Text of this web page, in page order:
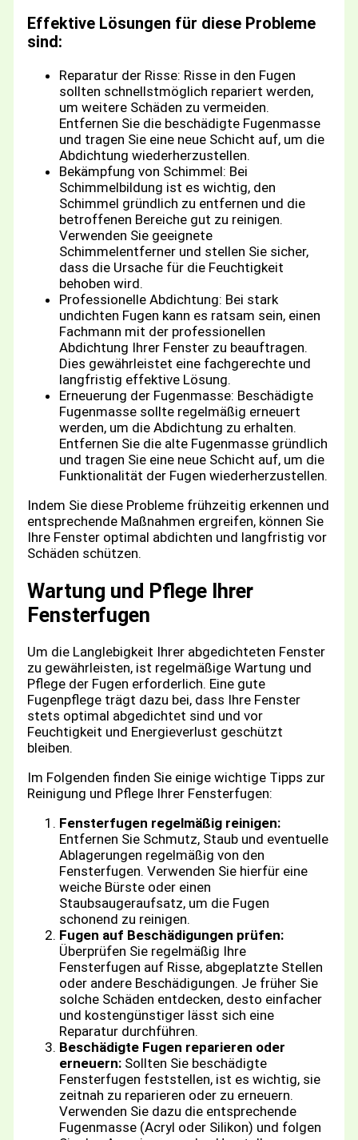
Effektive Lösungen für diese Probleme
sind:
Reparatur der Risse: Risse in den Fugen
sollten schnellstmöglich repariert werden,
um weitere Schäden zu vermeiden.
Entfernen Sie die beschädigte Fugenmasse
und tragen Sie eine neue Schicht auf, um die
Abdichtung wiederherzustellen.
Bekämpfung von Schimmel: Bei
Schimmelbildung ist es wichtig, den
Schimmel gründlich zu entfernen und die
betroffenen Bereiche gut zu reinigen.
Verwenden Sie geeignete
Schimmelentferner und stellen Sie sicher,
dass die Ursache für die Feuchtigkeit
behoben wird.
Professionelle Abdichtung: Bei stark
undichten Fugen kann es ratsam sein, einen
Fachmann mit der professionellen
Abdichtung Ihrer Fenster zu beauftragen.
Dies gewährleistet eine fachgerechte und
langfristig effektive Lösung.
Erneuerung der Fugenmasse: Beschädigte
Fugenmasse sollte regelmäßig erneuert
werden, um die Abdichtung zu erhalten.
Entfernen Sie die alte Fugenmasse gründlich
und tragen Sie eine neue Schicht auf, um die
Funktionalität der Fugen wiederherzustellen.
Indem Sie diese Probleme frühzeitig erkennen und
entsprechende Maßnahmen ergreifen, können Sie
Ihre Fenster optimal abdichten und langfristig vor
Schäden schützen.
Wartung und Pflege Ihrer
Fensterfugen
Um die Langlebigkeit Ihrer abgedichteten Fenster
zu gewährleisten, ist regelmäßige Wartung und
Pflege der Fugen erforderlich. Eine gute
Fugenpflege trägt dazu bei, dass Ihre Fenster
stets optimal abgedichtet sind und vor
Feuchtigkeit und Energieverlust geschützt
bleiben.
Im Folgenden finden Sie einige wichtige Tipps zur
Reinigung und Pflege Ihrer Fensterfugen:
Fensterfugen regelmäßig reinigen:
Entfernen Sie Schmutz, Staub und eventuelle
Ablagerungen regelmäßig von den
Fensterfugen. Verwenden Sie hierfür eine
weiche Bürste oder einen
Staubsaugeraufsatz, um die Fugen
schonend zu reinigen.
Fugen auf Beschädigungen prüfen:
Überprüfen Sie regelmäßig Ihre
Fensterfugen auf Risse, abgeplatzte Stellen
oder andere Beschädigungen. Je früher Sie
solche Schäden entdecken, desto einfacher
und kostengünstiger lässt sich eine
Reparatur durchführen.
Beschädigte Fugen reparieren oder
erneuern: Sollten Sie beschädigte
Fensterfugen feststellen, ist es wichtig, sie
zeitnah zu reparieren oder zu erneuern.
Verwenden Sie dazu die entsprechende
Fugenmasse (Acryl oder Silikon) und folgen